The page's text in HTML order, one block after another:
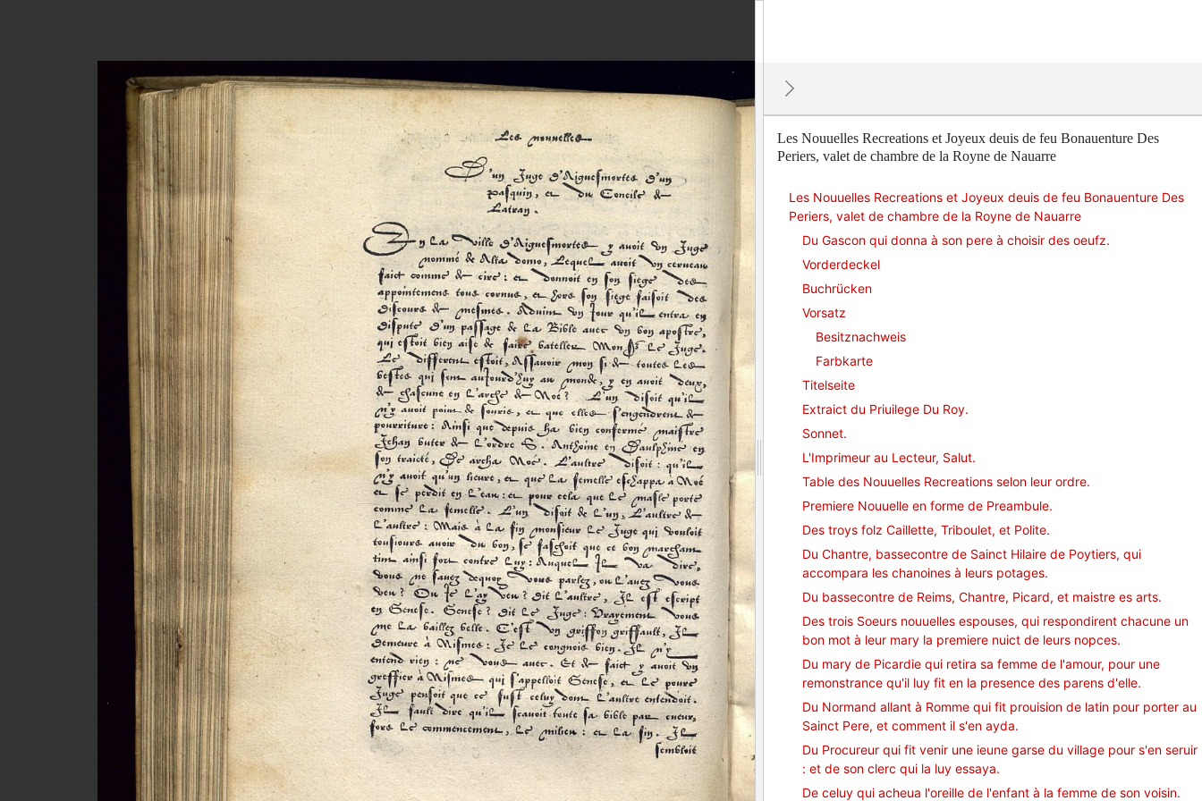
Les Nouuelles Recreations et Joyeux deuis de feu Bonauenture Des
Periers, valet de chambre de la Royne de Nauarre
Les Nouuelles Recreations et Joyeux deuis de feu Bonauenture Des
Periers, valet de chambre de la Royne de Nauarre
Du Gascon qui donna à son pere à choisir des oeufz.
Vorderdeckel
Buchrücken
Vorsatz
Besitznachweis
Farbkarte
Titelseite
Extraict du Priuilege Du Roy.
Sonnet.
L'Imprimeur au Lecteur, Salut.
Table des Nouuelles Recreations selon leur ordre.
Premiere Nouuelle en forme de Preambule.
Des troys folz Caillette, Triboulet, et Polite.
Du Chantre, bassecontre de Sainct Hilaire de Poytiers, qui
accompara les chanoines à leurs potages.
Du bassecontre de Reims, Chantre, Picard, et maistre es arts.
Des trois Soeurs nouuelles espouses, qui respondirent chacune un
bon mot à leur mary la premiere nuict de leurs nopces.
Du mary de Picardie qui retira sa femme de l'amour, pour une
remonstrance qu'il luy fit en la presence des parens d'elle.
Du Normand allant à Romme qui fit prouision de latin pour porter au
Sainct Pere, et comment il s'en ayda.
Du Procureur qui fit venir une ieune garse du village pour s'en seruir
: et de son clerc qui la luy essaya.
De celuy qui acheua l'oreille de l'enfant à la femme de son voisin.